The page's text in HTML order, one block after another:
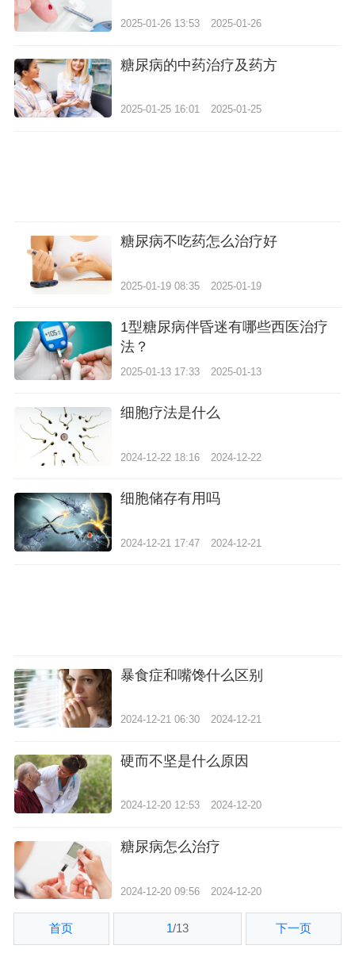
2025-01-26 13:53 2025-01-26
糖尿病的中药治疗及药方
2025-01-25 16:01 2025-01-25
糖尿病不吃药怎么治疗好
2025-01-19 08:35 2025-01-19
1型糖尿病伴昏迷有哪些西医治疗
法？
2025-01-13 17:33 2025-01-13
细胞疗法是什么
2024-12-22 18:16 2024-12-22
细胞储存有用吗
2024-12-21 17:47 2024-12-21
暴食症和嘴馋什么区别
2024-12-21 06:30 2024-12-21
硬而不坚是什么原因
2024-12-20 12:53 2024-12-20
糖尿病怎么治疗
2024-12-20 09:56 2024-12-20
首页 1/13 下一页